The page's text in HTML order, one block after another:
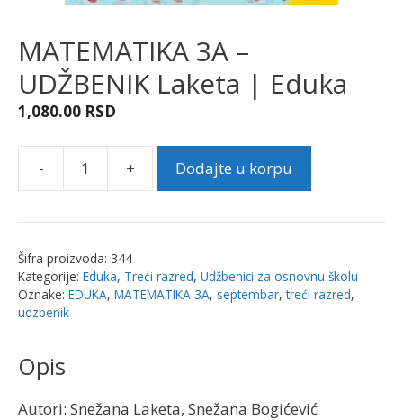
MATEMATIKA 3A –
UDŽBENIK Laketa | Eduka
1,080.00 RSD
-
MATEMATIKA
-
Laketa
|
+ Dodajte u korpu
Šifra proizvoda: 344
Kategorije: Eduka, Treći razred, Udžbenici za osnovnu školu
Oznake: EDUKA, MATEMATIKA 3A, septembar,treći razred,
udzbenik
Opis
Autori: Snežana Laketa, Snežana Bogićević